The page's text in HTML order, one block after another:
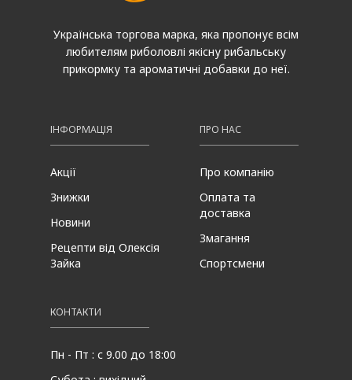
Українська торгова марка, яка пропонує всім
любителям риболовлі якісну рибальську
прикормку та ароматичні добавки до неї.
ІНФОРМАЦІЯ
Акції
Знижки
Новини
Рецепти від Олексія
Зайка
ПРО НАС
Про компанію
Оплата та
доставка
Змагання
Спортсмени
КОНТАКТИ
Пн - Пт : с 9.00 до 18:00